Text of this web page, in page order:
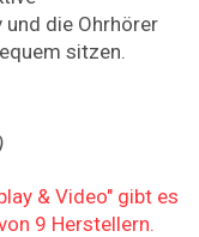
die Ohrhörer
sitzen.
& Video" gibt es
9 Herstellern.